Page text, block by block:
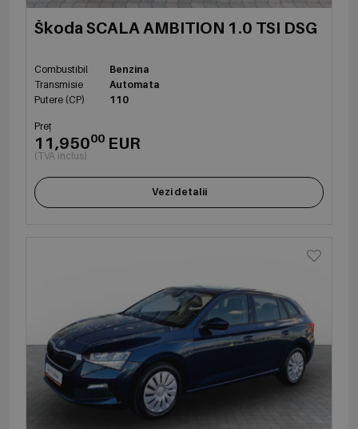
Škoda SCALA AMBITION 1.0 TSI DSG
Combustibil
Benzina
Transmisie
Automata
Putere (CP)
110
Preț
11,95000 EUR
(TVA inclus)
Vezi detalii